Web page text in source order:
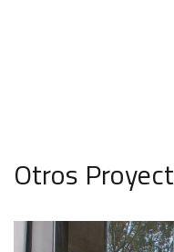
Otros